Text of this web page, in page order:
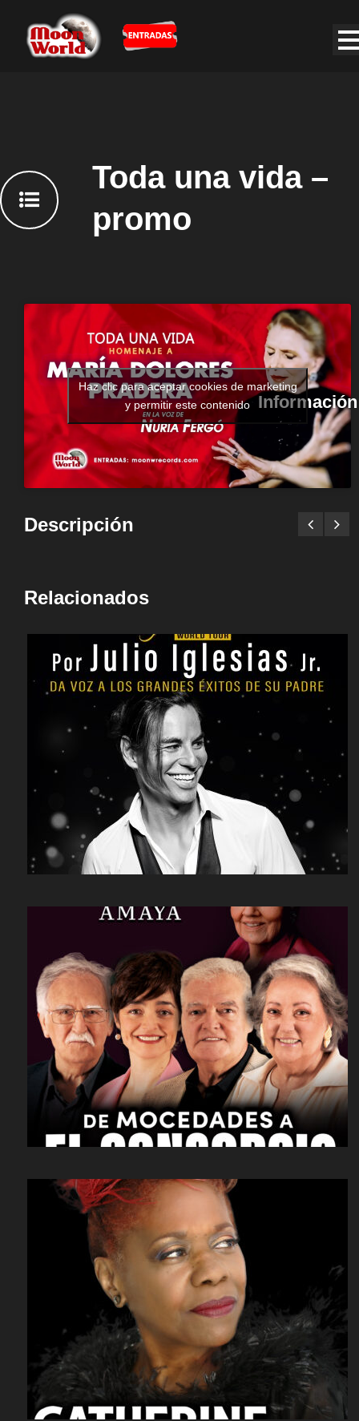
Toda una vida –
promo
Información
Haz clic para aceptar cookies de marketing
y permitir este contenido
Descripción
Relacionados